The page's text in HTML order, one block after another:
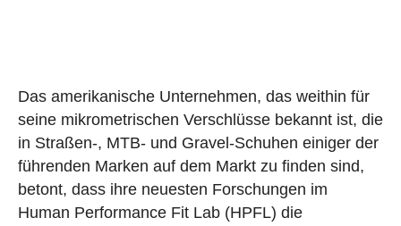
Das amerikanische Unternehmen, das weithin für
seine mikrometrischen Verschlüsse bekannt ist, die
in Straßen-, MTB- und Gravel-Schuhen einiger der
führenden Marken auf dem Markt zu finden sind,
betont, dass ihre neuesten Forschungen im
Human Performance Fit Lab (HPFL) die